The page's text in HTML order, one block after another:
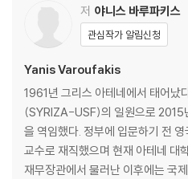
저자는 이번 신간에서 “자본주의는
것은 다름 아닌 자본이다. 이 자본은
본으로, 저자는 이를 ‘클라우드 자본’
과 알고리즘 등의 디지털 혁명이 자본
락시켰는지 탐구하고, 나아가 정치·
관계에 어떤 의미를 갖는지 살펴본다.
기까지 흥미로운 그리스 신화와 대중
인 변화가 우리의 정신을 어떻게 노예
을 다시 쓰며, 궁극적으로 이를 전복
에 눈먼 월스트리트 | 미국으로 향하
의 완성 | 컴퓨터가 만들어 낸 광란의
변이 자본을 길러낸 인터넷
3장. 클라우드 자본
명령하는 힘을 가진 자본 | 인간의 선
로 향하는 거대한 전환 | 인터넷 공유
보 | 클라우드 자본은 어떻게 시작되
저 야니스 바루파키스
관심작가 알림신청
Yanis Varoufakis
1961년 그리스 아테네에서 태어났
(SYRIZA-USF)의 일원으로 2015
을 역임했다. 정부에 입문하기 전
교수로 재직했으며 현재 아테네 대
재무장관에서 물러난 이후에는 국